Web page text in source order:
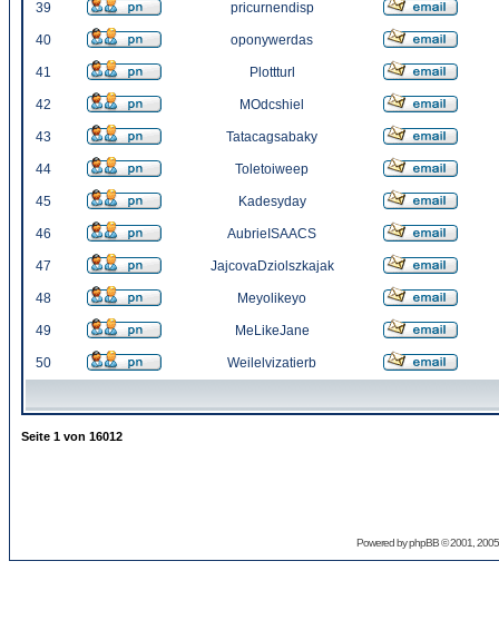
39 pricurnendisp
40 oponywerdas
41 Plottturl
42 MOdcshiel
43 Tatacagsabaky
44 Toletoiweep
45 Kadesyday
46 AubrieISAACS
47 JajcovaDziolszkajak
48 Meyolikeyo
49 MeLikeJane
50 Weilelvizatierb
Seite 1 von 16012
Powered byphpBB© 2001,